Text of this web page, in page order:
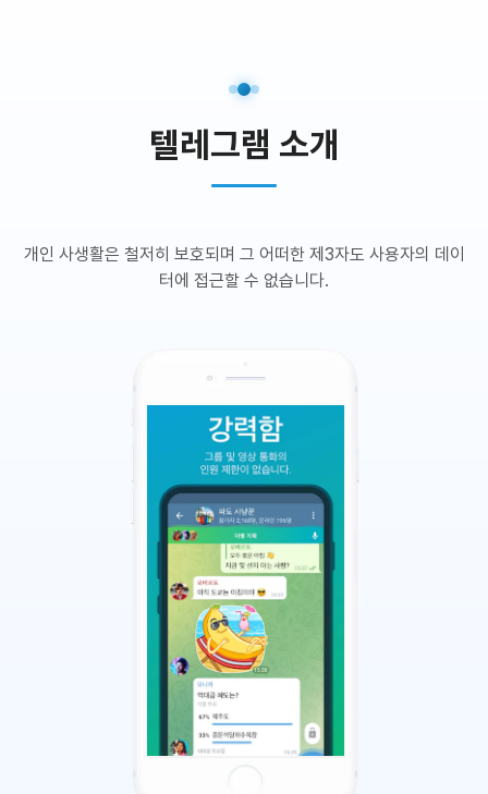
텔레그램 소개
개인 사생활은 철저히 보호되며 그 어떠한 제3자도 사용자의 데이
터에 접근할 수 없습니다.